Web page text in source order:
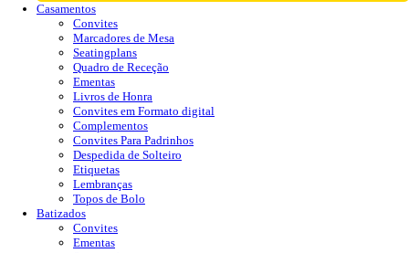
Casamentos
Convites
Marcadores de Mesa
Seatingplans
Quadro de Receção
Ementas
Livros de Honra
Convites em Formato digital
Complementos
Convites Para Padrinhos
Despedida de Solteiro
Etiquetas
Lembranças
Topos de Bolo
Batizados
Convites
Ementas